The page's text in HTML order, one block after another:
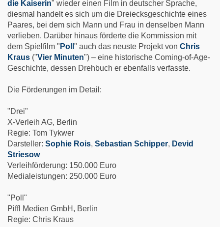
die Kaiserin" wieder einen Film in deutscher Sprache,
diesmal handelt es sich um die Dreiecksgeschichte eines
Paares, bei dem sich Mann und Frau in denselben Mann
verlieben. Darüber hinaus förderte die Kommission mit
dem Spielfilm " Poll " auch das neuste Projekt von Chris
Kraus ("Vier Minuten") – eine historische Coming-of-Age-
Geschichte, dessen Drehbuch er ebenfalls verfasste.
Die Förderungen im Detail:
"Drei"
X-Verleih AG, Berlin
Regie: Tom Tykwer
Darsteller: Sophie Rois, Sebastian Schipper, Devid
Striesow
Verleihförderung: 150.000 Euro
Medialeistungen: 250.000 Euro
"Poll"
Piffl Medien GmbH, Berlin
Regie: Chris Kraus